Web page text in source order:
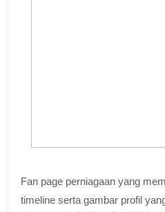
Fan page perniagaan yang
timeline serta gambar profil